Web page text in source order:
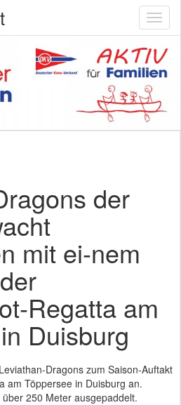
der
mit ei-nem
Regatta am
Duisburg
Dragons zum Saison-Auftakt
am Töppersee in Duisburg an.
250 Meter ausgepaddelt.